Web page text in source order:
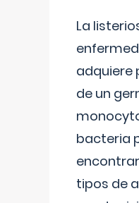
La
adquiere
de un
bacteria
tipos de